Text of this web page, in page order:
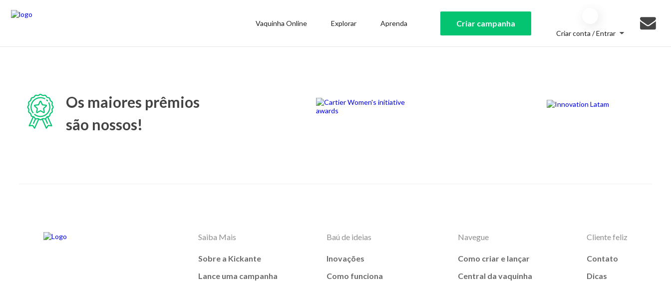
Vaquinha Online Explorar Aprenda Criar campanha
Criar conta / Entrar
Os maiores prêmios
são nossos!
Saiba Mais
Sobre a Kickante
Lance uma campanha
Baú de ideias
Inovações
Como funciona
Navegue
Como criar e lançar
Central da vaquinha
Cliente feliz
Contato
Dicas